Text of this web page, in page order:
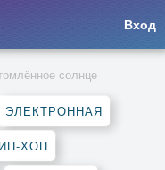
Вход
солнце
ЭЛЕКТРОННАЯ
ХОП